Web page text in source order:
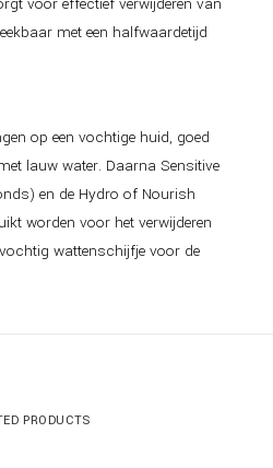
met een halfwaardetijd
op een vochtige huid, goed
lauw water. Daarna Sensitive
en de Hydro of Nourish
worden voor het verwijderen
wattenschijfje voor de
PRODUCTS